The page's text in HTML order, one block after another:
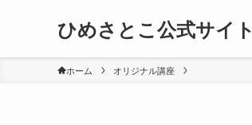
ひめさとこ公式サイト
ホーム オリジナル講座